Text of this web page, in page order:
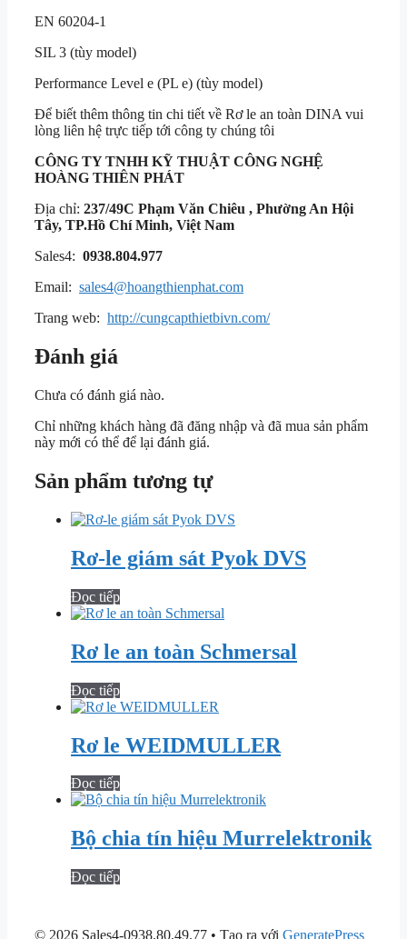
EN 60204-1
SIL 3 (tùy model)
Performance Level e (PL e) (tùy model)
Để biết thêm thông tin chi tiết về Rơ le an toàn DINA vui
lòng liên hệ trực tiếp tới công ty chúng tôi
CÔNG TY TNHH KỸ THUẬT CÔNG NGHỆ
HOÀNG THIÊN PHÁT
Địa chỉ: 237/49C Phạm Văn Chiêu , Phường An Hội
Tây, TP.Hồ Chí Minh, Việt Nam
Sales4: 0938.804.977
Email: sales4@hoangthienphat.com
Trang web: http://cungcapthietbivn.com/
Đánh giá
Chưa có đánh giá nào.
Chỉ những khách hàng đã đăng nhập và đã mua sản phẩm
này mới có thể để lại đánh giá.
Sản phẩm tương tự
Rơ-le giám sát Pyok DVS
Đọc tiếp
Rơ le an toàn Schmersal
Đọc tiếp
Rơ le WEIDMULLER
Đọc tiếp
Bộ chia tín hiệu Murrelektronik
Đọc tiếp
© 2026 Sales4-0938.80.49.77 • Tạo ra với GeneratePress